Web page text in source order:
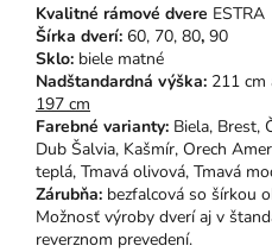
Kvalitné rámové dvere ESTRA
Šírka dverí: 60, 70, 80, 90
Sklo: biele matné
Nadštandardná výška: 211 cm
197 cm
Farebné varianty: Biela, Brest,
Dub Šalvia, Kašmír, Orech
teplá, Tmavá olivová, Tmavá
Zárubňa: bezfalcová so šírkou
Možnosť výroby dverí aj v
reverznom prevedení.